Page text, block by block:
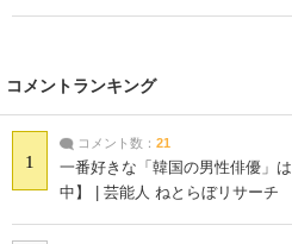
コメントランキング
1
コメント数： 21
一番好きな「韓国の男性俳優」
中】 | 芸能人 ねとらぼリサーチ